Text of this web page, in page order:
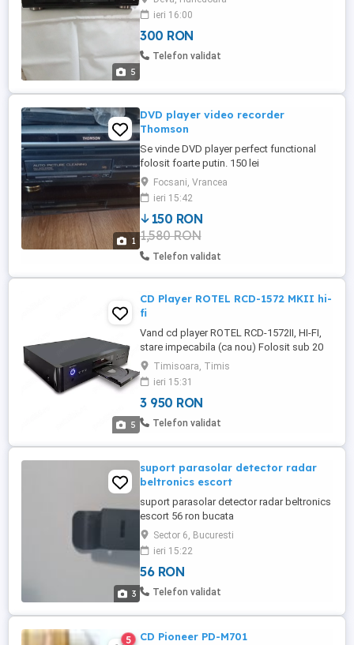
5
cm s Heads: 1 x record playback, 1 x
erase Motor: 1 x reel, 1 x capstan Tape
Type: type I, CrO2, Metal Noise Reduction:
B, C Headroom Extension: HX Pro
ieri 16:00
300 RON
Telefon validat
1
DVD player video recorder
Thomson
Se vinde DVD player perfect functional
folosit foarte putin. 150 lei
Focsani, Vrancea
ieri 15:42
150 RON
1,580 RON
Telefon validat
5
CD Player ROTEL RCD-1572 MKII hi-
fi
Vand cd player ROTEL RCD-1572II, HI-FI,
stare impecabila (ca nou) Folosit sub 20
de ore. Model foarte apreciat de revistele
de specialitate. Achiziționat din magazin
România, primul deținător. Transformator
toroidal DAC Premium Texas Instruments
32 bits 384 khz Iesiri balansate XLR, RCA
Timisoara, Timis
ieri 15:31
3 950 RON
Telefon validat
3
suport parasolar detector radar
beltronics escort
suport parasolar detector radar beltronics
escort 56 ron bucata
Sector 6, Bucuresti
ieri 15:22
56 RON
Telefon validat
5 CD Pioneer PD-M701